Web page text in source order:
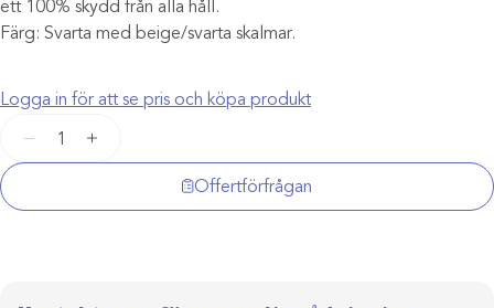
ett 100% skydd från alla håll.
Färg: Svarta med beige/svarta skalmar.
Logga in för att se pris och köpa produkt
Röntgenglasögon
+
Offertförfrågan